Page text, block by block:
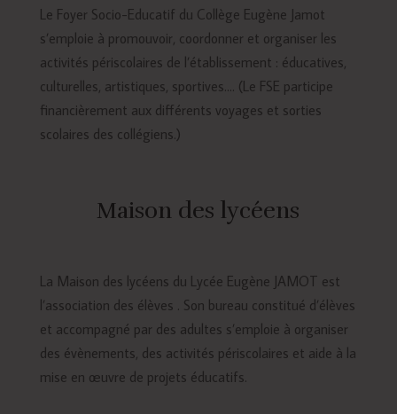
Le Foyer Socio-Educatif du Collège Eugène Jamot
s’emploie à promouvoir, coordonner et organiser les
activités périscolaires de l’établissement : éducatives,
culturelles, artistiques, sportives…. (Le FSE participe
financièrement aux différents voyages et sorties
scolaires des collégiens.)
Maison des lycéens
La Maison des lycéens du Lycée Eugène JAMOT est
l’association des élèves . Son bureau constitué d’élèves
et accompagné par des adultes s’emploie à organiser
des évènements, des activités périscolaires et aide à la
mise en œuvre de projets éducatifs.